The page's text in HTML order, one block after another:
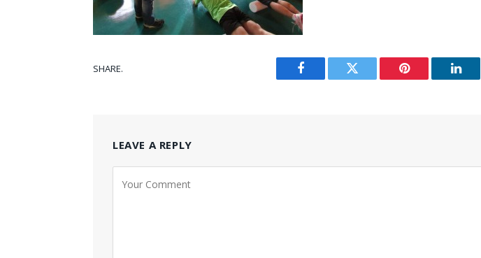
SHARE.
Facebook Twitter Pinterest
LEAVE A REPLY